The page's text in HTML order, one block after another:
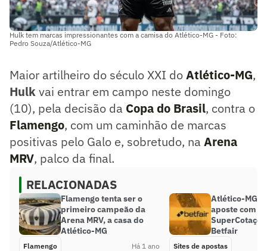
Hulk tem marcas impressionantes com a camisa do Atlético-MG - Foto:
Pedro Souza/Atlético-MG
Maior artilheiro do século XXI doAtlético-MG,
Hulkvai entrar em campo neste domingo
(10), pela decisão da Copa do Brasil, contra o
Flamengo, com um caminhão de marcas
positivas pelo Galo e, sobretudo, na Arena
MRV, palco da final.
RELACIONADAS
Flamengo tenta ser o
primeiro campeão da
Arena MRV, a casa do
Atlético-MG
Flamengo Há 1 ano
Atlético-MG x
aposte com
Betfair
Sites de apostas